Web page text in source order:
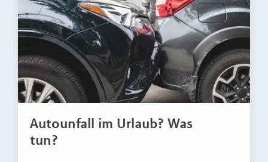
Autounfall im Urlaub? Was
tun?